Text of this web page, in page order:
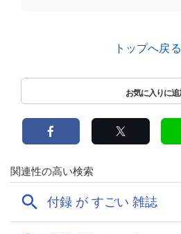
トップへ戻る